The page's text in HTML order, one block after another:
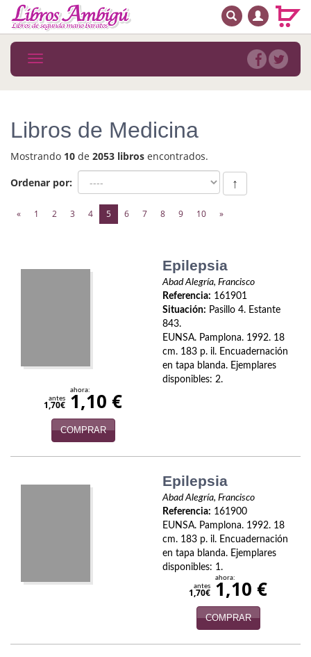
MENÚ PRINCIPAL
Novedades
MATERIAS
Astrología. Ocultismo
Autoayuda. Conocimiento personal
Cocina
Cuentos y relatos
Deportes
BUSCAR
Toggle
navigation
Libros de Medicina
Mostrando 10 de 2053 libros encontrados.
Ordenar por:
↑
« 1 2 3 4 5(current)
6 7 8 9 10 »
Epilepsia
Abad Alegría, Francisco
Referencia: 161901
Situación: Pasillo 4. Estante
843.
EUNSA. Pamplona. 1992. 18
cm. 183 p. il. Encuadernación
en tapa blanda. Ejemplares
disponibles: 2.
antes
1,70€
ahora:
1,10 €
COMPRAR
Epilepsia
Abad Alegría, Francisco
Referencia: 161900
EUNSA. Pamplona. 1992. 18
cm. 183 p. il. Encuadernación
en tapa blanda. Ejemplares
disponibles: 1.
antes
1,70€
ahora:
1,10 €
COMPRAR